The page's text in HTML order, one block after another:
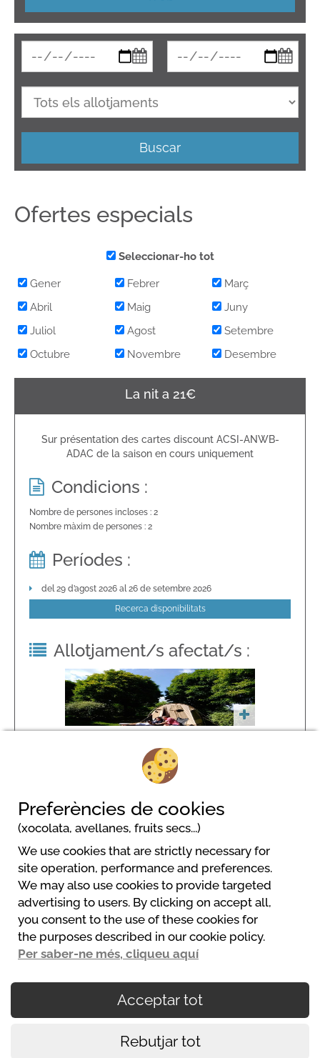
Buscar
Ofertes especials
Seleccionar-ho tot
Gener Febrer
Març
Abril
Maig
Juny
Juliol
Agost
Setembre
Octubre
Novembre Desembre
La nit a 21€
Sur présentation des cartes discount ACSI-ANWB-
ADAC de la saison en cours uniquement
Condicions :
Nombre de persones incloses : 2
Nombre màxim de persones : 2
Períodes :
del 29 d’agost 2026 al 26 de setembre 2026
Recerca disponibilitats
Allotjament/s afectat/s :
Camping LES TERRASSES DU PERIGORD
356 chemin du Pech d'Orance
24200 Sarlat La Caneda
+33 (0)5 53 59 02 25
contact@terrasses-du-perigord.com
Web
Preferències de cookies
(xocolata, avellanes, fruits secs...)
We use cookies that are strictly necessary for
site operation, performance and preferences.
We may also use cookies to provide targeted
advertising to users. By clicking on accept all,
you consent to the use of these cookies for
the purposes described in our cookie policy.
Per saber-ne més, cliqueu aquí
Acceptar tot
Rebutjar tot